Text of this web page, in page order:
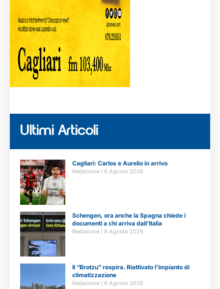
Ultimi Articoli
Cagliari: Carlos e Aurelio in arrivo
Redazione 8 Agosto 2026
Schengen, ora anche la Spagna chiede i
documenti a chi arriva dall’Italia
Redazione 8 Agosto 2026
Il “Brotzu” respira. Riattivato l’impianto di
climatizzazione
Redazione 8 Agosto 2026